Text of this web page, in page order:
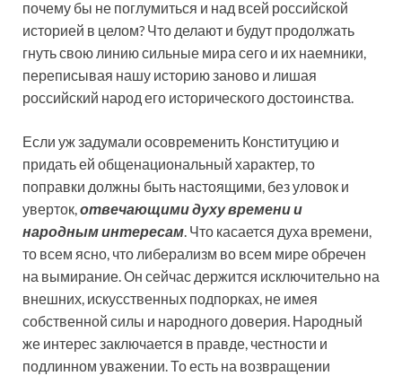
почему бы не поглумиться и над всей российской
историей в целом? Что делают и будут продолжать
гнуть свою линию сильные мира сего и их наемники,
переписывая нашу историю заново и лишая
российский народ его исторического достоинства.
Если уж задумали осовременить Конституцию и
придать ей общенациональный характер, то
поправки должны быть настоящими, без уловок и
уверток,отвечающими духу времени и
народным интересам. Что касается духа времени,
то всем ясно, что либерализм во всем мире обречен
на вымирание. Он сейчас держится исключительно на
внешних, искусственных подпорках, не имея
собственной силы и народного доверия. Народный
же интерес заключается в правде, честности и
подлинном уважении. То есть на возвращении